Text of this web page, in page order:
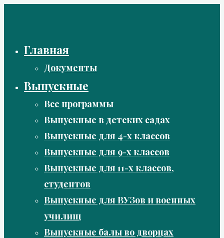
Главная
Документы
Выпускные
Все программы
Выпускные в детских садах
Выпускные для 4-х классов
Выпускные для 9-х классов
Выпускные для 11-х классов,
студентов
Выпускные для ВУЗов и военных
училищ
Выпускные балы во дворцах